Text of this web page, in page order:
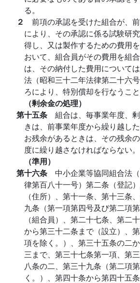
る。
２ 前項の承認を受けた組合が、
により、その承認に係る試験研
得し、又は製作するための費用
おいて、組合員がその費用を組
は、その納付した費用について
法（昭和三十二年法律第二十六
ろにより、特別償却を行なうこと
（剰余金の処理）
第十五条 組合は、毎事業年度、
きは、前事業年度から繰り越し
お残余があるときは、その残余
度に繰り越さなければならない。
（準用）
第十六条 中小企業等協同組合法
律第百八十一号）第二条（登記
（住所）、第十一条、第十三条
九条（第一項第四号及び第二項第
（組合員）、第二十七条、第二
から第三十二条まで（設立）、
項を除く。）、第三十五条の二
三まで、第三十七条第一項、第
八条の二、第三十九条（第二項
く。）、第四十条から第四十五